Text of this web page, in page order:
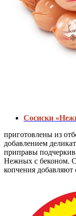
Сосиски
приготовлены из
добавлением
приправы
Нежных с беконом.
копчения добавляют